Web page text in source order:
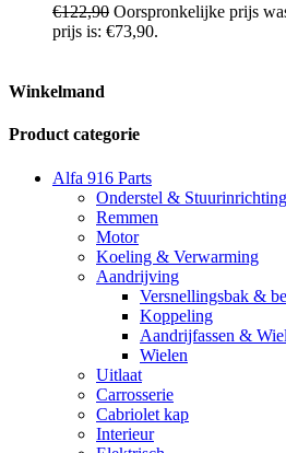
€122,90 Oorspronkelijke prijs
prijs is: €73,90.
Winkelmand
Product categorie
Alfa 916 Parts
Onderstel & Stuurinrichting
Remmen
Motor
Koeling & Verwarming
Aandrijving
Versnellingsbak &
Koppeling
Aandrijfassen &
Wielen
Uitlaat
Carrosserie
Cabriolet kap
Interieur